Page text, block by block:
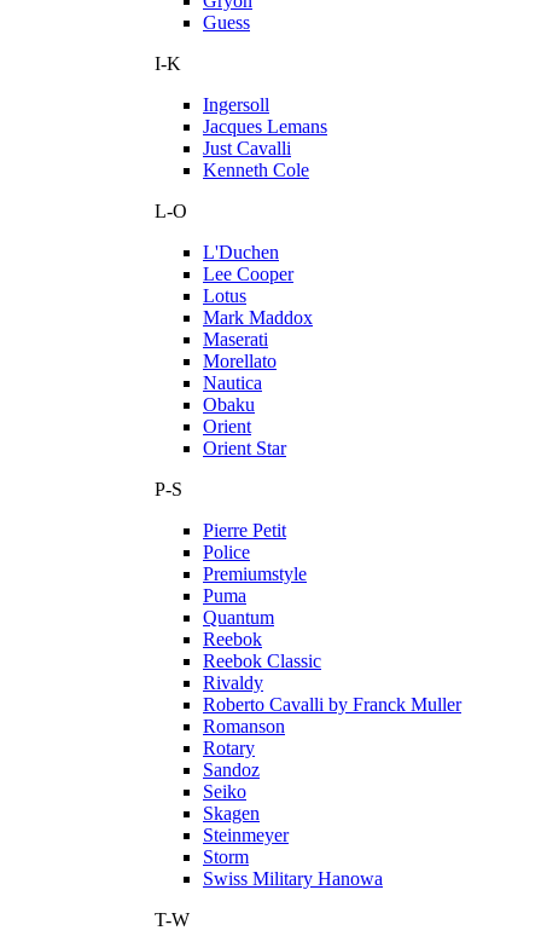
Guess
I-K
Ingersoll
Jacques Lemans
Just Cavalli
Kenneth Cole
L-O
L'Duchen
Lee Cooper
Lotus
Mark Maddox
Maserati
Morellato
Nautica
Obaku
Orient
Orient Star
P-S
Pierre Petit
Police
Premiumstyle
Puma
Quantum
Reebok
Reebok Classic
Rivaldy
Roberto Cavalli by Franck Muller
Romanson
Rotary
Sandoz
Seiko
Skagen
Steinmeyer
Storm
Swiss Military Hanowa
T-W